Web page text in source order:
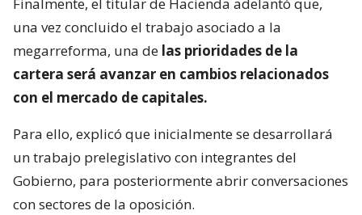
Finalmente, el titular de Hacienda adelantó que,
una vez concluido el trabajo asociado a la
megarreforma, una de las prioridades de la
cartera será avanzar en cambios relacionados
con el mercado de capitales.
Para ello, explicó que inicialmente se desarrollará
un trabajo prelegislativo con integrantes del
Gobierno, para posteriormente abrir conversaciones
con sectores de la oposición.